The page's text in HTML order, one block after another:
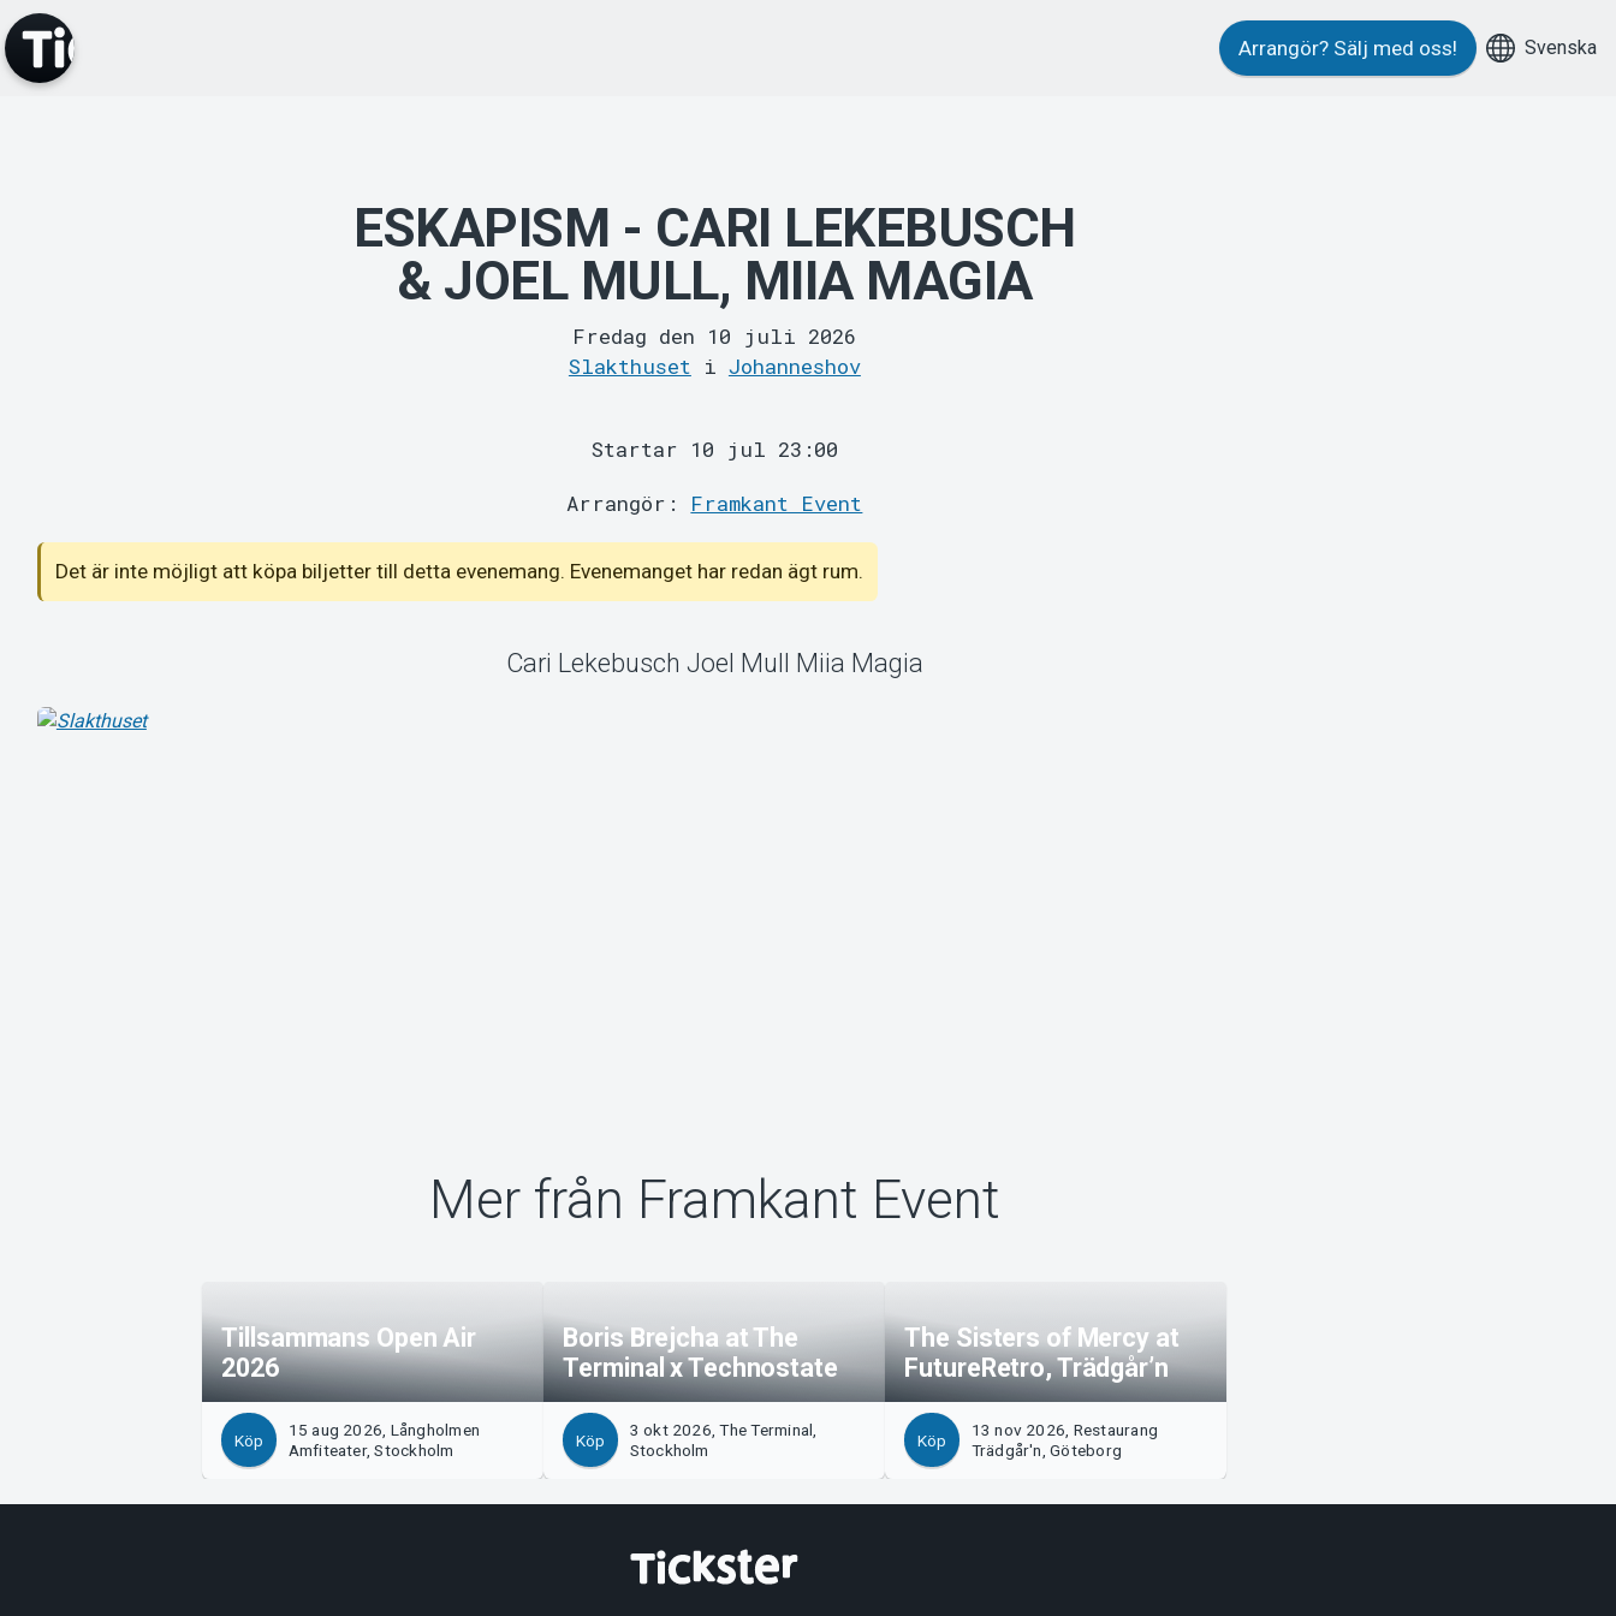
Arrangör? Sälj med oss! Svenska
ESKAPISM - CARI LEKEBUSCH
& JOEL MULL, MIIA MAGIA
Fredag den 10 juli 2026
Slakthuset i Johanneshov
Startar 10 jul 23:00
Arrangör: Framkant Event
Det är inte möjligt att köpa biljetter till detta evenemang. Evenemanget har redan ägt rum.
Cari Lekebusch Joel Mull Miia Magia
Mer från Framkant Event
Tillsammans Open Air
2026
Köp
15 aug 2026, Långholmen
Amfiteater, Stockholm
Boris Brejcha at The
Terminal x Technostate
Köp
3 okt 2026, The Terminal,
Stockholm
The Sisters of Mercy at
FutureRetro, Trädgår’n
Köp
13 nov 2026, Restaurang
Trädgår'n, Göteborg